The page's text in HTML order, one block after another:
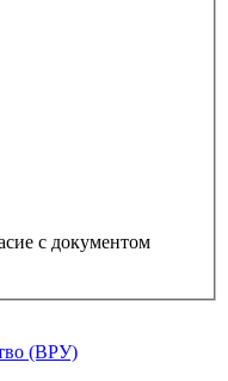
с документом
(ВРУ)